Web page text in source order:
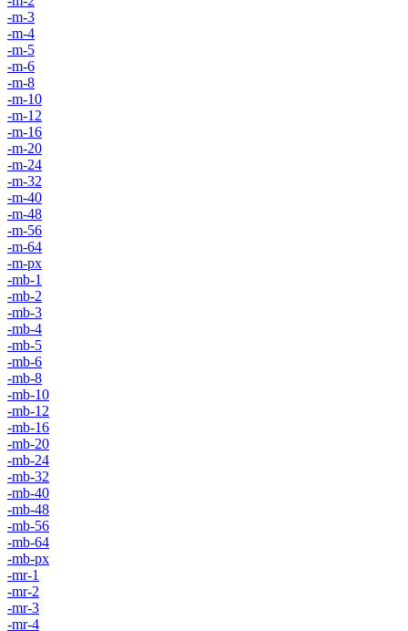
-m-3
-m-4
-m-5
-m-6
-m-8
-m-10
-m-12
-m-16
-m-20
-m-24
-m-32
-m-40
-m-48
-m-56
-m-64
-m-px
-mb-1
-mb-2
-mb-3
-mb-4
-mb-5
-mb-6
-mb-8
-mb-10
-mb-12
-mb-16
-mb-20
-mb-24
-mb-32
-mb-40
-mb-48
-mb-56
-mb-64
-mb-px
-mr-1
-mr-2
-mr-3
-mr-4